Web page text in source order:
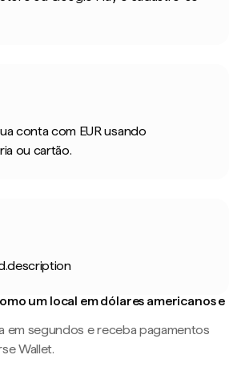
conta com EUR usando
ou cartão.
um local em dólares americanos e
em segundos e receba pagamentos
Wallet.